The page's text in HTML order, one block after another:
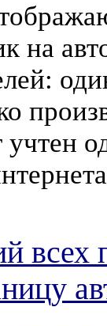
на
учтен
всех